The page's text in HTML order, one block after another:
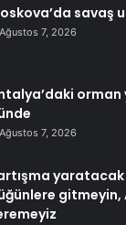
savaş
Ağustos 7, 2026
orman
Ağustos 7, 2026
yaratacak
gitmeyin,